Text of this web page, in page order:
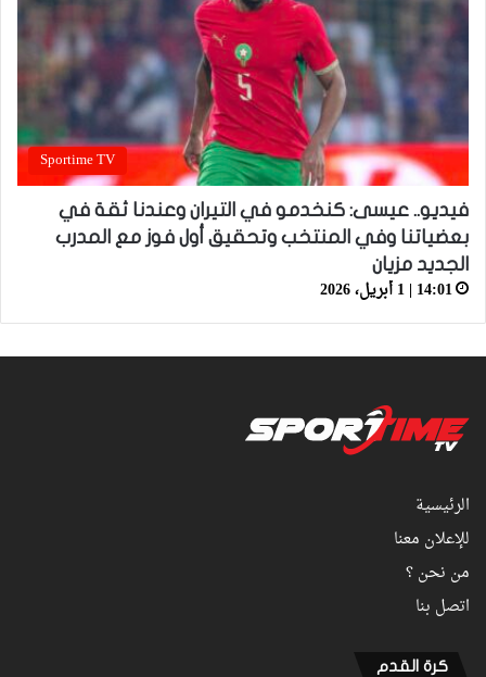
Sportime TV
فيديو.. عيسى: كنخدمو في التيران وعندنا ثقة في
بعضياتنا وفي المنتخب وتحقيق أول فوز مع المدرب
الجديد مزيان
14:01 | 1 أبريل، 2026
الرئيسية
للإعلان معنا
من نحن ؟
اتصل بنا
كرة القدم